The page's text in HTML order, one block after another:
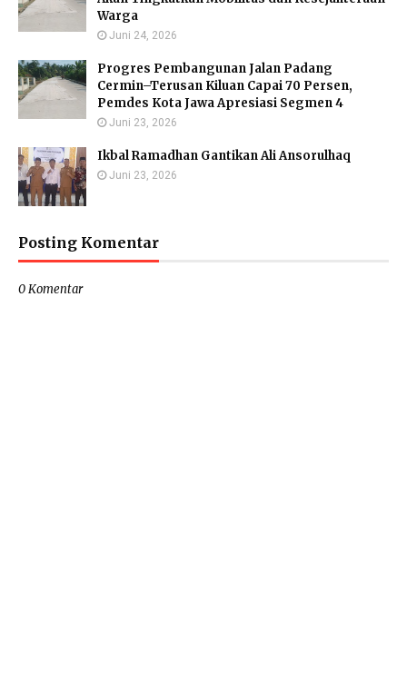
Warga
Juni 24, 2026
Progres Pembangunan Jalan Padang
Cermin–Terusan Kiluan Capai 70 Persen,
Pemdes Kota Jawa Apresiasi Segmen 4
Juni 23, 2026
Ikbal Ramadhan Gantikan Ali Ansorulhaq
Juni 23, 2026
Posting Komentar
0 Komentar